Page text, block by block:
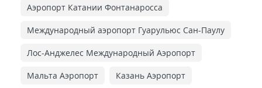
Аэропорт Катании Фонтанаросса
Международный аэропорт Гуарульюс Сан-Паулу
Лос-Анджелес Международный Аэропорт
Мальта Аэропорт Казань Аэропорт